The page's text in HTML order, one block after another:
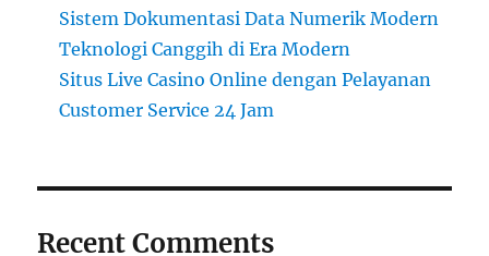
Sistem Dokumentasi Data Numerik Modern
Teknologi Canggih di Era Modern
Situs Live Casino Online dengan Pelayanan
Customer Service 24 Jam
Recent Comments